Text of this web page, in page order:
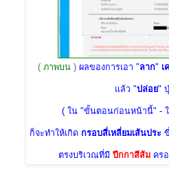
( ภาพบน ) ผลของการเอา "ลาก" เ
แล้ว "ปล่อย"
( ใน "ขั้นตอนก่อนหน้านี้" -
ก็จะทำให้เกิด กรอบสี่เหลี่ยมเส้นประ
ตรงบริเวณที่มี ปีกกาสีส้ม คร